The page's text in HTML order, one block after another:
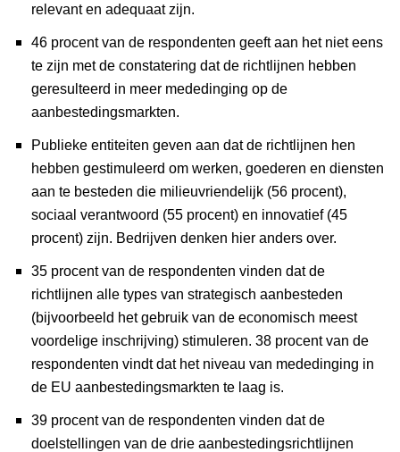
relevant en adequaat zijn.
46 procent van de respondenten geeft aan het niet eens
te zijn met de constatering dat de richtlijnen hebben
geresulteerd in meer mededinging op de
aanbestedingsmarkten.
Publieke entiteiten geven aan dat de richtlijnen hen
hebben gestimuleerd om werken, goederen en diensten
aan te besteden die milieuvriendelijk (56 procent),
sociaal verantwoord (55 procent) en innovatief (45
procent) zijn. Bedrijven denken hier anders over.
35 procent van de respondenten vinden dat de
richtlijnen alle types van strategisch aanbesteden
(bijvoorbeeld het gebruik van de economisch meest
voordelige inschrijving) stimuleren. 38 procent van de
respondenten vindt dat het niveau van mededinging in
de EU aanbestedingsmarkten te laag is.
39 procent van de respondenten vinden dat de
doelstellingen van de drie aanbestedingsrichtlijnen